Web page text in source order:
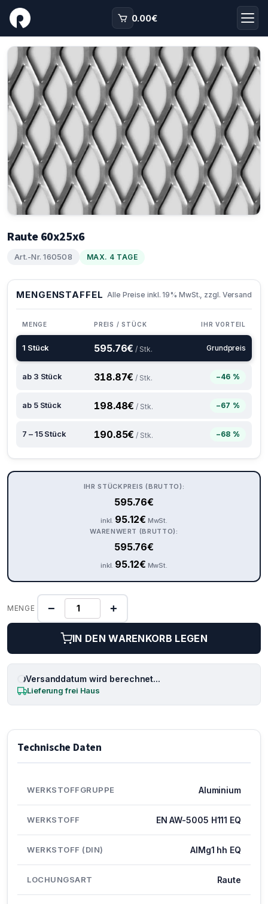
0.00€
Raute 60x25x6
Art.-Nr. 160508 MAX. 4 TAGE
MENGENSTAFFEL Alle Preise inkl. 19% MwSt., zzgl. Versand
MENGE PREIS / STÜCK IHR VORTEIL
1 Stück 595.76€ / Stk. Grundpreis
ab 3 Stück 318.87€ / Stk. −46 %
ab 5 Stück 198.48€ / Stk. −67 %
7 – 15 Stück 190.85€ / Stk. −68 %
IHR STÜCKPREIS (BRUTTO):
595.76€
inkl. 95.12€ MwSt.
WARENWERT (BRUTTO):
595.76€
inkl. 95.12€ MwSt.
MENGE − +
IN DEN WARENKORB LEGEN
Versanddatum wird berechnet...
Lieferung frei Haus
Technische Daten
WERKSTOFFGRUPPE Aluminium
WERKSTOFF EN AW-5005 H111 EQ
WERKSTOFF (DIN) AlMg1 hh EQ
LOCHUNGSART Raute